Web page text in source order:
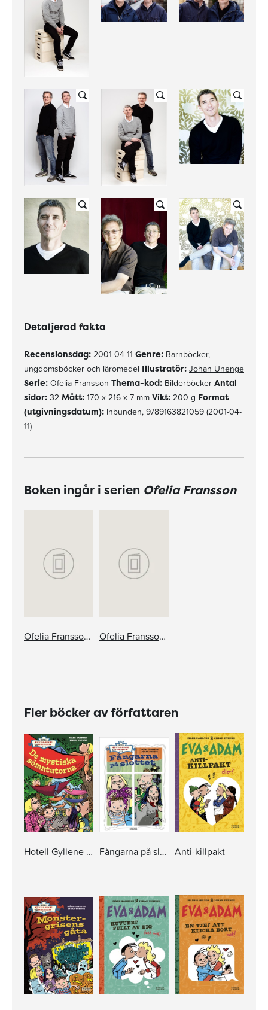
Detaljerad fakta
Recensionsdag: 2001-04-11 Genre: Barnböcker,
ungdomsböcker och läromedel Illustratör: Johan Unenge
Serie: Ofelia Fransson Thema-kod: Bilderböcker Antal
sidor: 32 Mått: 170 x 216 x 7 mm Vikt: 200 g Format
(utgivningsdatum): Inbunden, 9789163821059 (2001-04-
11)
Boken ingår i serien Ofelia Fransson
Ofelia Franssons ABC Ofelia Franssons godnattresa
Fler böcker av författaren
Hotell Gyllene knorren: De mystiska sömntutorna Fångarna på slottet Anti-killpakt